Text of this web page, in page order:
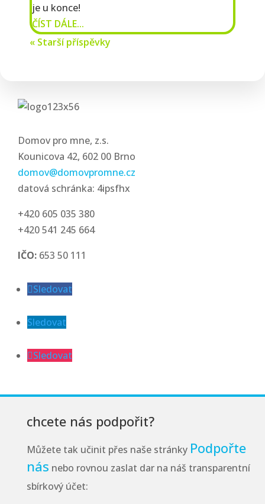
je u konce!
ČÍST DÁLE...
« Starší příspěvky
Domov pro mne, z.s.
Kounicova 42, 602 00 Brno
domov@domovpromne.cz
datová schránka: 4ipsfhx
+420 605 035 380
+420 541 245 664
IČO: 653 50 111
Sledovat
Sledovat
Sledovat
chcete nás podpořit?
Můžete tak učinit přes naše stránky Podpořte
nás nebo rovnou zaslat dar na náš transparentní
sbírkový účet: